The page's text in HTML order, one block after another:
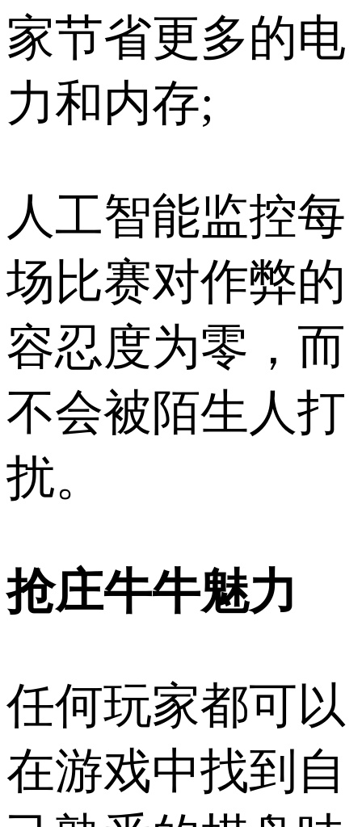
家节省更多的电
力和内存;
人工智能监控每
场比赛对作弊的
容忍度为零，而
不会被陌生人打
扰。
抢庄牛牛魅力
任何玩家都可以
在游戏中找到自